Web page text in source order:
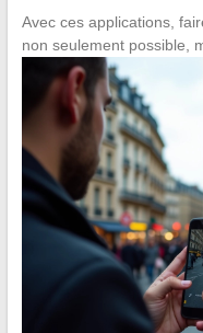
Avec ces applications,
non seulement possible,